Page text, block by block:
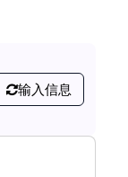
输入信息